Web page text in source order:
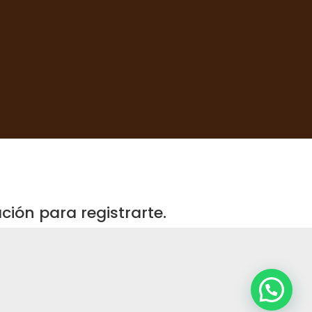
para registrarte.